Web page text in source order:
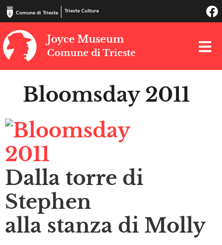
Comune di Trieste Trieste Cultura
Joyce Museum
Comune di Trieste
Bloomsday 2011
Dalla torre di
Stephen
alla stanza di Molly